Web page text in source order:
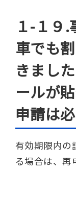
１-１９
車でも
きまし
ールが
申請は
有効期限内の
る場合は、再